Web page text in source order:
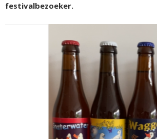
festivalbezoeker.